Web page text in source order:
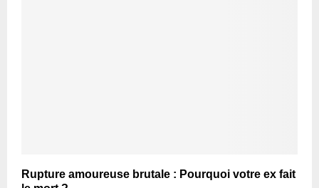
Rupture amoureuse brutale : Pourquoi votre ex fait